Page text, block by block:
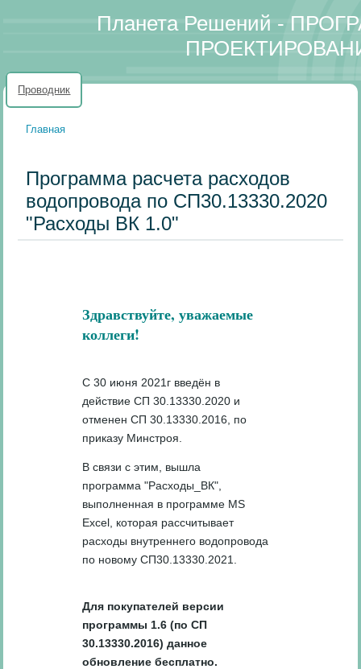
Планета Решений -
Проводник
Вы здесь
Главная
Программа расчета расходов
водопровода по СП30.13330.2020
"Расходы ВК 1.0"
Здравствуйте, уважаемые
коллеги!
С 30 июня 2021г введён в
действие СП 30.13330.2020 и
отменен СП 30.13330.2016, по
приказу Минстроя.
В связи с этим, вышла
программа "Расходы_ВК",
выполненная в программе MS
Excel, которая рассчитывает
расходы внутреннего водопровода
по новому СП30.13330.2021.
Для покупателей версии
программы 1.6 (поСП
30.13330.2016) данное
обновление бесплатно.